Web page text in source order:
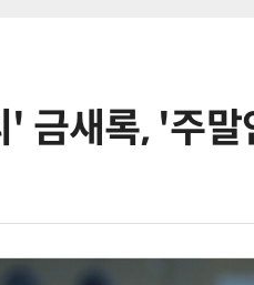
' 금새록, '주